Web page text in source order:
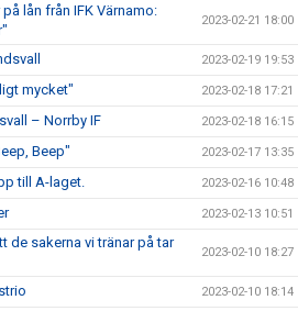
lån från IFK Värnamo:
2023-02-21 18:00
2023-02-19 19:53
mycket" 2023-02-18 17:21
– Norrby IF 2023-02-18 16:15
Beep" 2023-02-17 13:35
till A-laget. 2023-02-16 10:48
2023-02-13 10:51
de sakerna vi tränar på tar
2023-02-10 18:27
2023-02-10 18:14